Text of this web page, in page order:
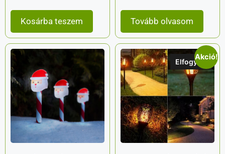
Kosárba teszem Tovább olvasom
Akció!
Elfogyott